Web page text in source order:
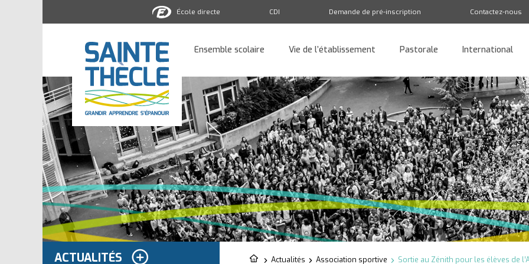
scolaire
Sainte-
Thècle
Ensemble scolaire Vie de l’établissement Pastorale International
École directe CDI Demande de pré-inscription Contactez-nous
Retour
Actualités Association sportive Sortie au Zénith pour les élèves de
ACTUALITÉS